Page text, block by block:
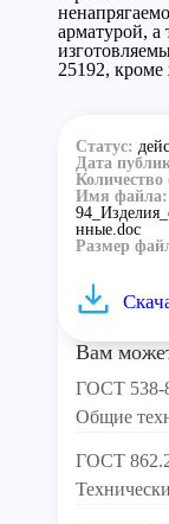
арматурой,
25192,
Статус:
Дата
Количество
Имя файла:
нные.doc
Размер
Вам
ГОСТ 538-
Общие
ГОСТ